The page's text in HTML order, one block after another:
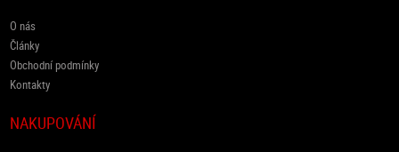
O nás
Články
Obchodní podmínky
Kontakty
NAKUPOVÁNÍ